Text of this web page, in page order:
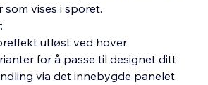
vises i sporet.
utløst ved hover
for å passe til designet ditt
via det innebygde panelet